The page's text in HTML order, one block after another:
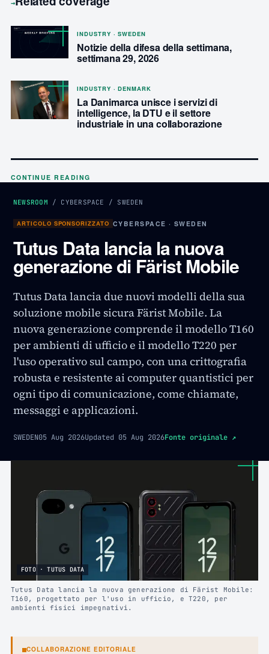
→
INDUSTRY · SWEDEN
Notizie della difesa della settimana,
settimana 29, 2026
INDUSTRY · DENMARK
La Danimarca unisce i servizi di
intelligence, la DTU e il settore
industriale in una collaborazione
CONTINUE READING
NEWSROOM / CYBERSPACE / SWEDEN
ARTICOLO SPONSORIZZATO CYBERSPACE · SWEDEN
Tutus Data lancia la nuova
generazione di Färist Mobile
Tutus Data lancia due nuovi modelli della sua
soluzione mobile sicura Färist Mobile. La
nuova generazione comprende il modello T160
per ambienti di ufficio e il modello T220 per
l'uso operativo sul campo, con una crittografia
robusta e resistente ai computer quantistici per
ogni tipo di comunicazione, come chiamate,
messaggi e applicazioni.
SWEDEN05 Aug 2026Updated 05 Aug 2026Fonte originale ↗
FOTO · TUTUS DATA
Tutus Data lancia la nuova generazione di Färist Mobile:
T160, progettato per l'uso in ufficio, e T220, per
ambienti fisici impegnativi.
COLLABORAZIONE EDITORIALE